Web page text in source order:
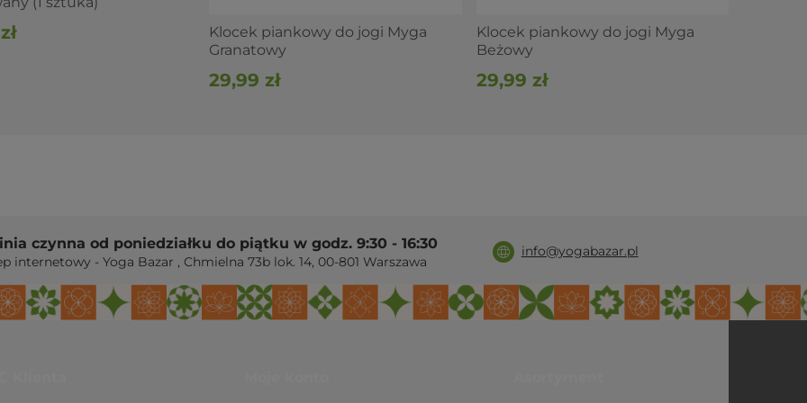
bambusa, ale przy dobrej jakości surowca klocek
Klocek piankowy do jogi Myga
Granatowy
29,99 zł
Klocek piankowy do jogi Myga
Beżowy
29,99 zł
czynna od poniedziałku do piątku w godz. 9:30 - 16:30
internetowy - Yoga Bazar , Chmielna 73b lok. 14, 00-801 Warszawa
info@yogabazar.pl